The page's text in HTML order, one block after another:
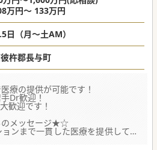
円～ 133万円
日（月～土AM）
県 西彼杵郡長与町
療の提供が可能です！
Dr歓迎！
歓迎です！
メッセージ★☆
ンまで一貫した医療を提供してお